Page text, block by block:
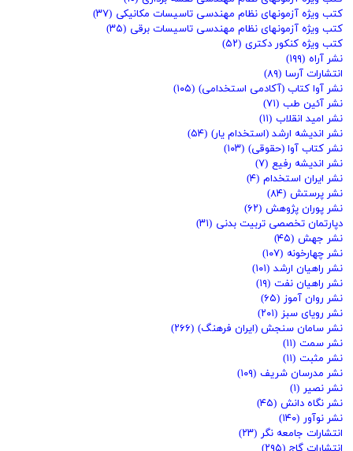
کتب ویژه آزمونهای نظام مهندسی تاسیسات مکانیکی (۳۷)
کتب ویژه آزمونهای نظام مهندسی تاسیسات برقی (۳۵)
کتب ویژه کنکور دکتری (۵۲)
نشر آراه (۱۹۹)
انتشارات آرسا (۸۹)
نشر آوا کتاب (آکادمی استخدامی) (۱۰۵)
نشر آئین طب (۷۱)
نشر امید انقلاب (۱۱)
نشر اندیشه ارشد (استخدام یار) (۵۴)
نشر کتاب آوا (حقوقی) (۱۰۳)
نشر اندیشه رفیع (۷)
نشر ایران استخدام (۴)
نشر پرستش (۸۴)
نشر پوران پژوهش (۶۲)
دپارتمان تخصصی تربیت بدنی (۳۱)
نشر جهش (۴۵)
نشر چهارخونه (۱۰۷)
نشر راهیان ارشد (۱۰۱)
نشر راهیان نفت (۱۹)
نشر روان آموز (۶۵)
نشر رویای سبز (۲۰۱)
نشر سامان سنجش (ایران فرهنگ) (۲۶۶)
نشر سمت (۱۱)
نشر مثبت (۱۱)
نشر مدرسان شریف (۱۰۹)
نشر نصیر (۱)
نشر نگاه دانش (۴۵)
نشر نوآور (۱۴۰)
انتشارات جامعه نگر (۲۳)